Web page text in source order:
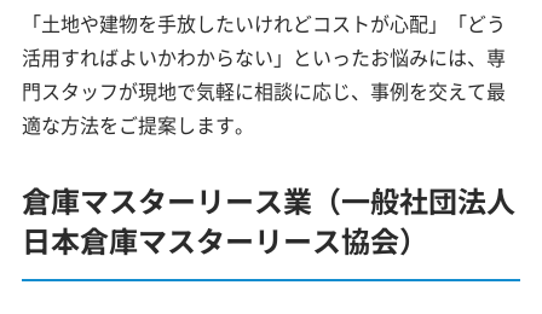
「土地や建物を手放したいけれどコストが心配」「どう
活用すればよいかわからない」といったお悩みには、専
門スタッフが現地で気軽に相談に応じ、事例を交えて最
適な方法をご提案します。
倉庫マスターリース業（一般社団法人
日本倉庫マスターリース協会）